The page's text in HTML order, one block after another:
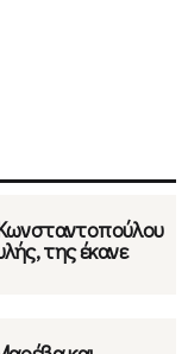
της έκανε